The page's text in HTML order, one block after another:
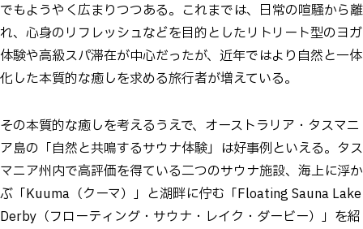
でもようやく広まりつつある。これまでは、日常の喧騒から離
れ、心身のリフレッシュなどを目的としたリトリート型のヨガ
体験や高級スパ滞在が中心だったが、近年ではより自然と一体
化した本質的な癒しを求める旅行者が増えている。
その本質的な癒しを考えるうえで、オーストラリア・タスマニ
ア島の「自然と共鳴するサウナ体験」は好事例といえる。タス
マニア州内で高評価を得ている二つのサウナ施設、海上に浮か
ぶ「Kuuma（クーマ）」と湖畔に佇む「Floating Sauna Lake
Derby（フローティング・サウナ・レイク・ダービー）」を紹